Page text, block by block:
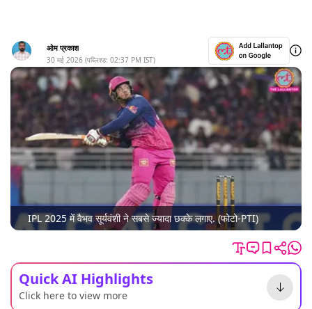
ओम प्रकाश
30 मई 2026 (पब्लिश्ड: 02:37 PM IST)
IPL 2025 में वैभव सूर्यवंशी ने सबसे ज्यादा छक्के लगाए. (फोटो-PTI)
Quick AI Highlights
Click here to view more